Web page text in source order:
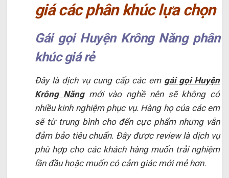
giá các phân khúc lựa chọn
Gái gọi Huyện Krông Năng phân
khúc giá rẻ
Đây là dịch vụ cung cấp các em gái gọi Huyện
Krông Năngmới vào nghề nên sẽ không có
nhiều kinh nghiệm phục vụ. Hàng họ của các em
sẽ từ trung bình cho đến cực phẩm nhưng vẫn
đảm bảo tiêu chuẩn. Đây được review là dịch vụ
phù hợp cho các khách hàng muốn trải nghiệm
lần đầu hoặc muốn có cảm giác mới mẻ hơn.